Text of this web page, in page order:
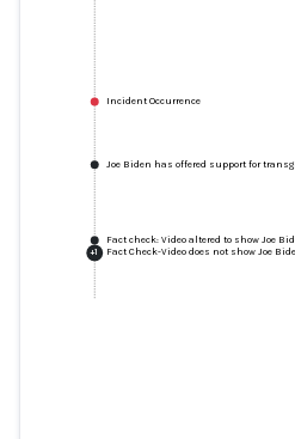
Incident Occurrence
Joe Biden has offered support for
Fact check: Video altered to show Joe
+1 Fact Check-Video does not show Joe